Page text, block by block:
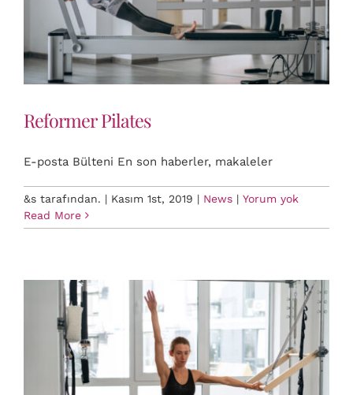
Reformer Pilates
E-posta Bülteni En son haberler, makaleler
&s tarafından. | Kasım 1st, 2019 | News | Yorum yok
Read More